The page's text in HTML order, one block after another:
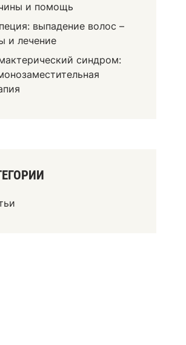
и помощь
выпадение волос –
и лечение
синдром: